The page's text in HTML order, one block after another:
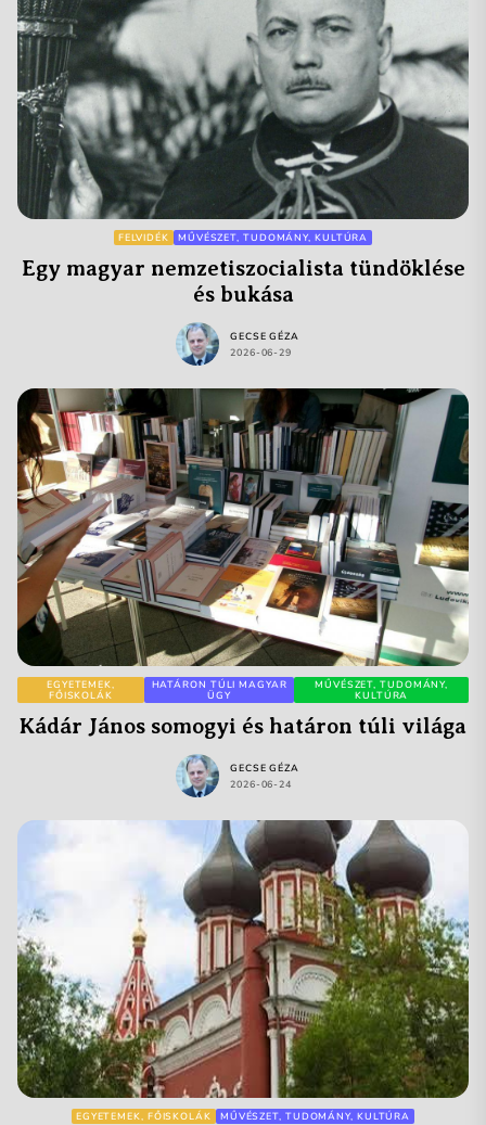
FELVIDÉK MŰVÉSZET, TUDOMÁNY, KULTÚRA
Egy magyar nemzetiszocialista tündöklése
és bukása
GECSE GÉZA
2026-06-29
EGYETEMEK,
FŐISKOLÁK
HATÁRON TÚLI MAGYAR
ÜGY
MŰVÉSZET, TUDOMÁNY,
KULTÚRA
Kádár János somogyi és határon túli világa
GECSE GÉZA
2026-06-24
EGYETEMEK, FŐISKOLÁK MŰVÉSZET, TUDOMÁNY, KULTÚRA